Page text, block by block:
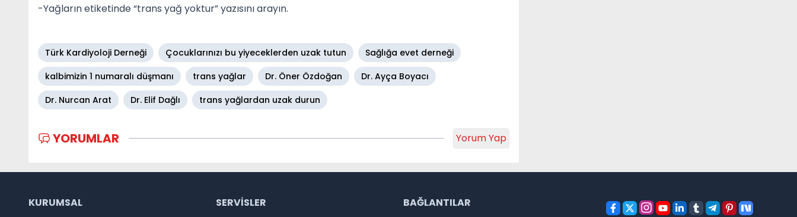
-Yağların etiketinde “trans yağ yoktur” yazısını arayın.
Türk Kardiyoloji Derneği Çocuklarınızı bu yiyeceklerden uzak tutun
Sağlığa evet derneği
kalbimizin 1 numaralı düşmanı
trans yağlar Dr. Öner Özdoğan
Dr. Ayça Boyacı
Dr. Nurcan Arat
Dr. Elif Dağlı trans yağlardan uzak durun
YORUMLAR Yorum Yap
KURUMSAL
SERVISLER
BAĞLANTILAR